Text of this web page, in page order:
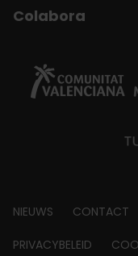
Colabora
Footer
NIEUWS CONTACT
PRIVACYBELEID